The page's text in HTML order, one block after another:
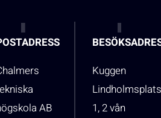
AB
Kuggen
1, 2 vån